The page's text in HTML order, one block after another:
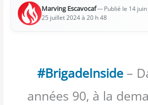
Mar­ving Esca­vo­caf— Publié le 14
25 juillet 2024 à 20 h 48
#BrigadeInside–
années 90, à la